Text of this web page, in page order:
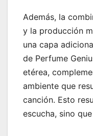
Además, la
y la producción
una capa
de Perfume
etérea,
ambiente que
canción. Esto
escucha, sino